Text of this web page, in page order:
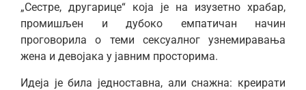
„Сестре, другарице“ која је на изузетно храбар,
промишљен и дубоко емпатичан начин
проговорила о теми сексуалног узнемиравања
жена и девојака у јавним просторима.
Идеја је била једноставна, али снажна: креирати